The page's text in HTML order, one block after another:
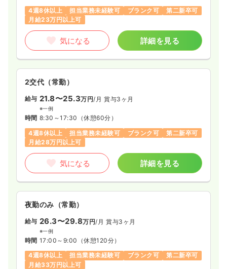
4週8休以上
担当業務未経験可 ブランク可
第二新卒可
月給23万円以上可
気になる 詳細を見る
2交代（常勤）
給与 21.8〜25.3万円/月 賞与3ヶ月
※一例
時間 8:30～17:30 （休憩60分）
4週8休以上
担当業務未経験可 ブランク可
第二新卒可
月給28万円以上可
気になる 詳細を見る
夜勤のみ（常勤）
給与 26.3〜29.8万円/月 賞与3ヶ月
※一例
時間 17:00～9:00 （休憩120分）
4週8休以上
担当業務未経験可 ブランク可
第二新卒可
月給33万円以上可